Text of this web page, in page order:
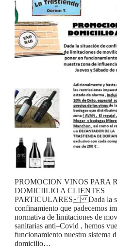
PROMOCION VINOS PARA
DOMICIILIO A CLIENTES
PARTICULARES Dada la
confinamiento que padecemos
normativa de limitaciones de
sanitarias anti–Covid , hemos
funcionamiento nuestro sistema
domicilio…